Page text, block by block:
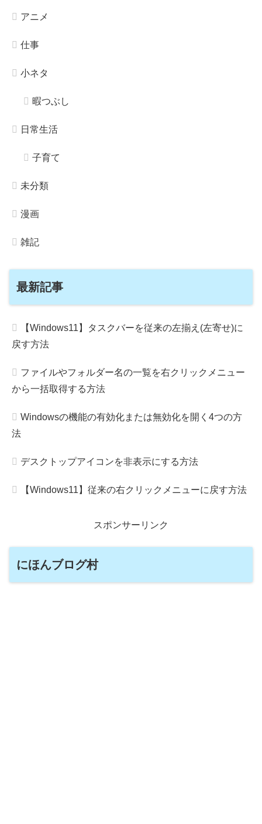
アニメ
仕事
小ネタ
暇つぶし
日常生活
子育て
未分類
漫画
雑記
最新記事
【Windows11】タスクバーを従来の左揃え(左寄せ)に
戻す方法
ファイルやフォルダー名の一覧を右クリックメニュー
から一括取得する方法
Windowsの機能の有効化または無効化を開く4つの方
法
デスクトップアイコンを非表示にする方法
【Windows11】従来の右クリックメニューに戻す方法
スポンサーリンク
にほんブログ村